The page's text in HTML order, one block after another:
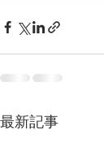
最新記事